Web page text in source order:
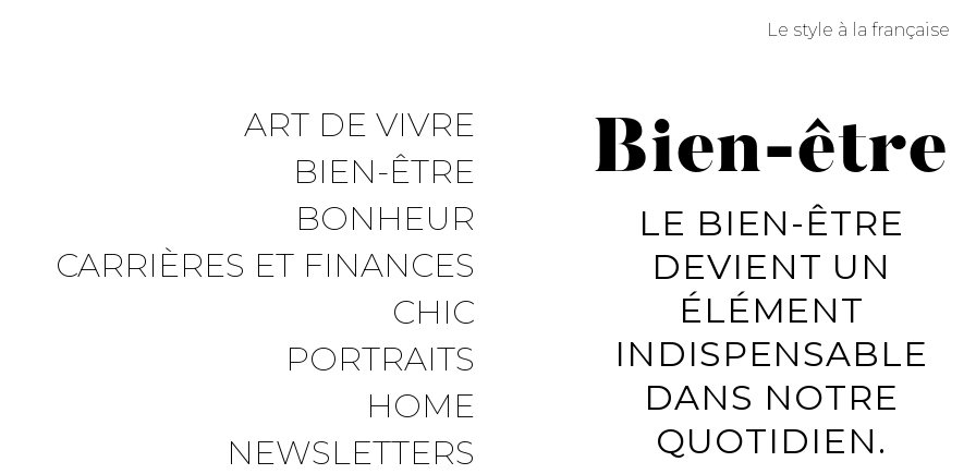
Le style à la française
ART DE VIVRE
BIEN-ÊTRE
BONHEUR
CARRIÈRES ET FINANCES
CHIC
PORTRAITS
HOME
NEWSLETTERS
Bien-être
LE BIEN-ÊTRE
DEVIENT UN
ÉLÉMENT
INDISPENSABLE
DANS NOTRE
QUOTIDIEN.